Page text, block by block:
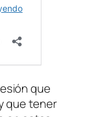
que
que tener